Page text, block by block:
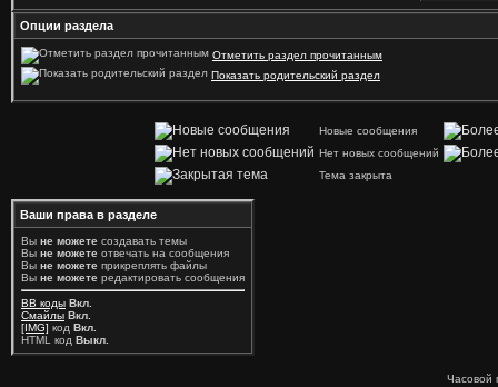
Опции раздела
Отметить раздел прочитанным
Показать родительский раздел
Новые сообщения
Нет новых сообщений
Тема закрыта
Ваши права в разделе
Вы не можете создавать темы
Вы не можете отвечать на сообщения
Вы не можете прикреплять файлы
Вы не можете редактировать сообщения
BB коды Вкл.
Смайлы Вкл.
[IMG] код Вкл.
HTML код Выкл.
Часовой